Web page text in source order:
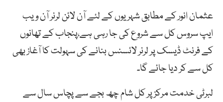
عثمان انور کے مطابق شہریوں کے لئے آن لائن لرنر آن ویب
ایپ سروس کل سے شروع کی جا رہی ہے،پنجاب کے تھانوں
کے فرنٹ ڈیسک پر لرنر لائسنس بنانے کی سہولت کا آغاز بھی
کل سے کر دیا جائے گا۔
لبرٹی خدمت مرکز پر کل شام چھ بجے سے پچاس سال سے